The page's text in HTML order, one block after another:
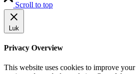
Scroll to top
Luk
Privacy Overview
This website uses cookies to improve